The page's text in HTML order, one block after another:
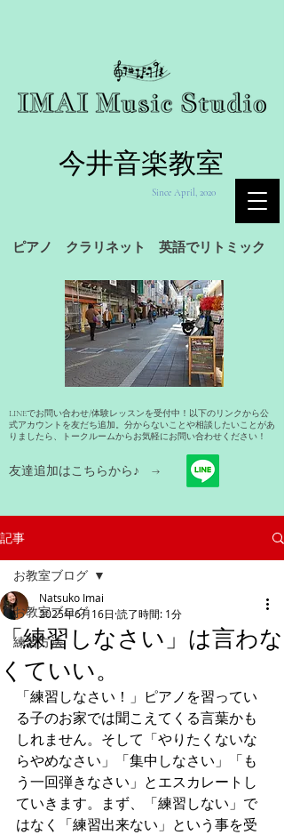
Since April, 2020
ピアノ クラリネット 英語でリトミック
今井音楽教室
LINEでお問い合わせ/体験レッスンを受付中！以下のリンクから公
式アカウントを友だち追加。分からないことや相談したいことがあ
りましたら、トークルームからお気軽にお問い合わせください！
友達追加はこちらから​♪ →
記事
お教室ブログ
練習方法
お教室ブログ
「練習しなさい」は言わな
くていい。
Natsuko Imai
2025年6月16日 読了時間: 1分
「練習しなさい！」ピアノを習ってい
る子のお家では聞こえてくる言葉かも
しれません。そして「やりたくないな
らやめなさい」「集中しなさい」「も
う一回弾きなさい」とエスカレートし
ていきます。まず、「練習しない」で
はなく「練習出来ない」という事を受